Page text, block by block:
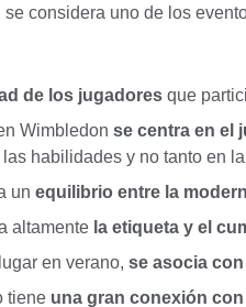
se considera uno de los
de los jugadores que
Wimbledon se centra en el
las habilidades y no tanto en
un equilibrio entre la
altamente la etiqueta y el
en verano, se asocia
tiene una gran conexión